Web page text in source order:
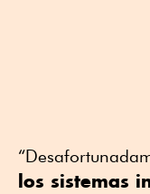
los sistemas